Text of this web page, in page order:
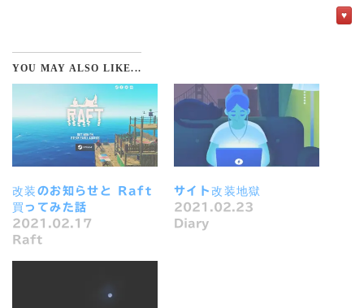
♥
YOU MAY ALSO LIKE...
改装のお知らせと Raft
買ってみた話
2021.02.17
Raft
サイト改装地獄
2021.02.23
Diary